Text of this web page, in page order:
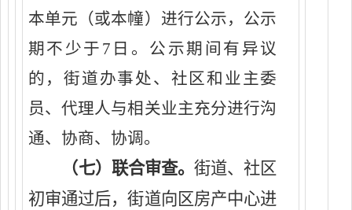
本单元（或本幢）进行公示，公示
期不少于 7日。公示期间有异议
的，街道办事处、社区和业主委
员、 代理人与相关业主充分进行沟
通、 协商、 协调 。
（七） 联合审查。街道、社区
初审通过后，街道向区房产中心进